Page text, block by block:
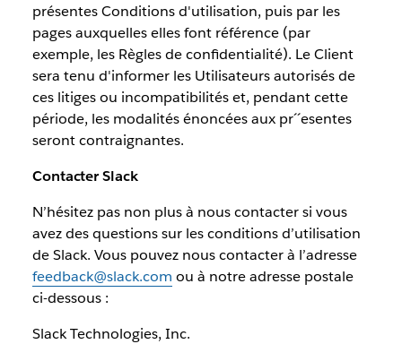
présentes Conditions d'utilisation, puis par les
pages auxquelles elles font référence (par
exemple, les Règles de confidentialité). Le Client
sera tenu d'informer les Utilisateurs autorisés de
ces litiges ou incompatibilités et, pendant cette
période, les modalités énoncées aux pr´´esentes
seront contraignantes.
Contacter Slack
N’hésitez pas non plus à nous contacter si vous
avez des questions sur les conditions d’utilisation
de Slack. Vous pouvez nous contacter à l’adresse
feedback@slack.com ou à notre adresse postale
ci-dessous :
Slack Technologies, Inc.